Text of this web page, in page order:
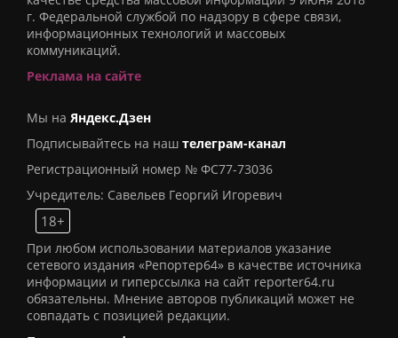
г. Федеральной службой по надзору в сфере связи,
информационных технологий и массовых
коммуникаций.
Реклама на сайте
Мы на Яндекс.Дзен
Подписывайтесь на наш телеграм-канал
Регистрационный номер № ФС77-73036
Учредитель: Савельев Георгий Игоревич
18+
При любом использовании материалов указание
сетевого издания «Репортер64» в качестве источника
информации и гиперссылка на сайт reporter64.ru
обязательны. Мнение авторов публикаций может не
совпадать с позицией редакции.